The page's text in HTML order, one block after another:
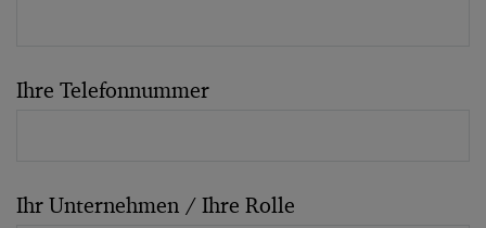
Ihre Telefonnummer
Ihr Unternehmen / Ihre Rolle